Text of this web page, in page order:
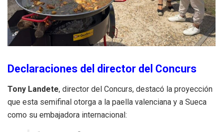
Declaraciones del director del Concurs
Tony Landete, director del Concurs, destacó la proyección
que esta semifinal otorga a la paella valenciana y a Sueca
como su embajadora internacional: